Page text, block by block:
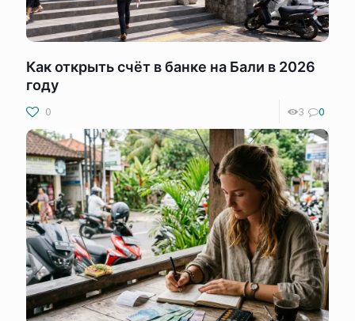
Как открыть счёт в банке на Бали в 2026
году
0 3 0